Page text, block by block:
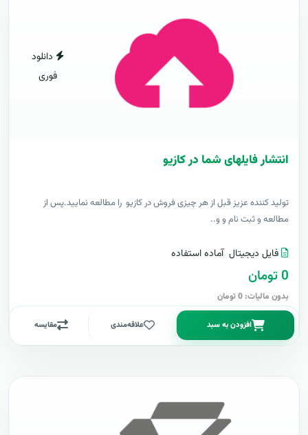
دانلود
فوری
انتشار فایلهای شما در کازیو
توليد کننده عزيز قبل از هر چیزی فروش در کازیو را مطالعه نمایید.پس از
مطالعه و ثبت نام و و..
فایل دیجیتال آماده استفاده
0 تومان
بدون مالیات: 0 تومان
افزودن به سبد علاقه‌مندی مقایسه